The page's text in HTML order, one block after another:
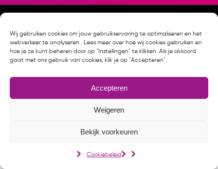
Wij gebruiken cookies om jouw gebruikservaring te optimaliseren en het
webverkeer te analyseren . Lees meer over hoe wij cookies gebruiken en
hoe je ze kunt beheren door op "Instellingen" te klikken. Als je akkoord
gaat met ons gebruik van cookies, klik je op "Accepteren".
Accepteren
Weigeren
Bekijk voorkeuren
Cookiebeleid